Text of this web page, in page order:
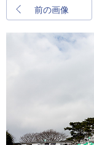
前の画像